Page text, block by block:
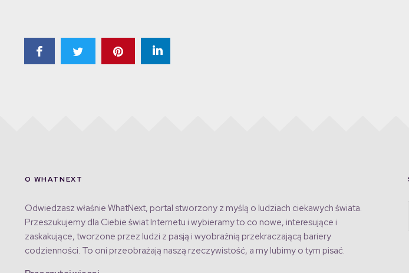
O WHATNEXT
Odwiedzasz właśnie WhatNext, portal stworzony z myślą o ludziach ciekawych świata.
Przeszukujemy dla Ciebie świat Internetu i wybieramy to co nowe, interesujące i
zaskakujące, tworzone przez ludzi z pasją i wyobraźnią przekraczającą bariery
codzienności. To oni przeobrażają naszą rzeczywistość, a my lubimy o tym pisać.